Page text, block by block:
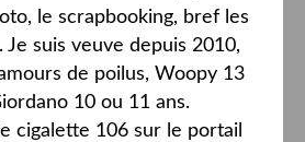
le scrapbooking, bref les
Je suis veuve depuis 2010,
de poilus, Woopy 13
10 ou 11 ans.
cigalette 106sur le portail